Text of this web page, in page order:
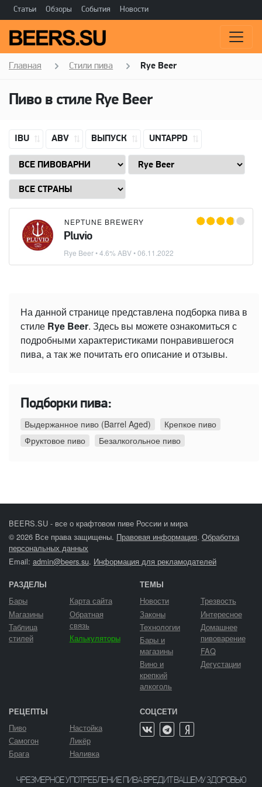
Статьи Обзоры События Новости
Главная Стили пива Rye Beer
Пиво в стиле Rye Beer
IBU ABV ВЫПУСК UNTAPPD
NEPTUNE BREWERY
Pluvio
Rye Beer• 4.6% ABV •06.11.2022
На данной странице представлена подборка пива в
стиле Rye Beer. Здесь вы можете ознакомиться с
подробными характеристиками понравившегося
пива, а так же почитать его описание и отзывы.
Подборки пива:
Выдержанное пиво (Barrel Aged)
Крепкое пиво
Фруктовое пиво
Безалкогольное пиво
BEERS.SU - все о крафтовом пиве России и мира
© 2026 Все права защищены. Правовая информация. Обработка
персональных данных
Email: admin@beers.su. Информация для рекламодателей
РАЗДЕЛЫ
Бары
Магазины
Таблица
стилей
Карта сайта
Обратная
связь
Калькуляторы
ТЕМЫ
Новости
Законы
Технологии
Бары и
магазины
Вино и
крепкий
алкоголь
Трезвость
Интересное
Домашнее
пивоварение
FAQ
Дегустации
РЕЦЕПТЫ
Пиво
Самогон
Брага
Настойка
Ликёр
Наливка
СОЦСЕТИ
ЧРЕЗМЕРНОЕ УПОТРЕБЛЕНИЕ ПИВА ВРЕДИТ ВАШЕМУ ЗДОРОВЬЮ